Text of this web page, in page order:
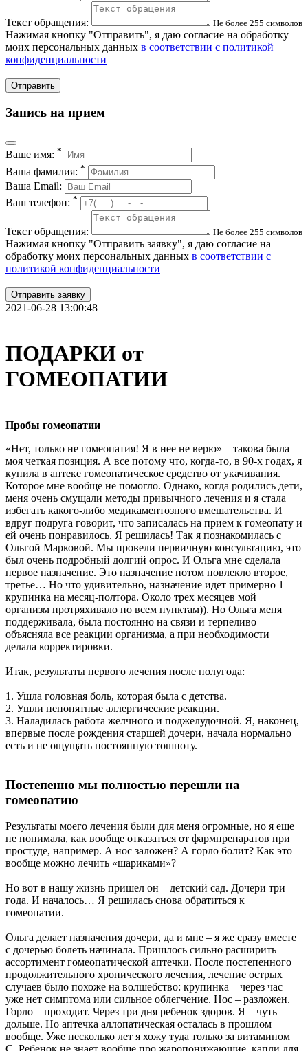
Текст обращения: Не более 255 символов
Нажимая кнопку "Отправить", я даю согласие на обработку
моих персональных данных в соответствии с политикой
конфиденциальности
Отправить
Запись на прием
Ваше имя: *
Ваша фамилия: *
Ваша Email:
Ваш телефон: *
Текст обращения: Не более 255 символов
Нажимая кнопку "Отправить заявку", я даю согласие на
обработку моих персональных данных в соответствии с
политикой конфиденциальности
Отправить заявку
2021-06-28 13:00:48
ПОДАРКИ от
ГОМЕОПАТИИ
Пробы гомеопатии
«Нет, только не гомеопатия! Я в нее не верю» – такова была
моя четкая позиция. А все потому что, когда-то, в 90-х годах, я
купила в аптеке гомеопатическое средство от укачивания.
Которое мне вообще не помогло. Однако, когда родились дети,
меня очень смущали методы привычного лечения и я стала
избегать какого-либо медикаментозного вмешательства. И
вдруг подруга говорит, что записалась на прием к гомеопату и
ей очень понравилось. Я решилась! Так я познакомилась с
Ольгой Марковой. Мы провели первичную консультацию, это
был очень подробный долгий опрос. И Ольга мне сделала
первое назначение. Это назначение потом повлекло второе,
третье… Но что удивительно, назначение идет примерно 1
крупинка на месяц-полтора. Около трех месяцев мой
организм протряхивало по всем пунктам)). Но Ольга меня
поддерживала, была постоянно на связи и терпеливо
объясняла все реакции организма, а при необходимости
делала корректировки.
Итак, результаты первого лечения после полугода:
1. Ушла головная боль, которая была с детства.
2. Ушли непонятные аллергические реакции.
3. Наладилась работа желчного и поджелудочной. Я, наконец,
впервые после рождения старшей дочери, начала нормально
есть и не ощущать постоянную тошноту.
Постепенно мы полностью перешли на
гомеопатию
Результаты моего лечения были для меня огромные, но я еще
не понимала, как вообще отказаться от фармпрепаратов при
простуде, например. А нос заложен? А горло болит? Как это
вообще можно лечить «шариками»?
Но вот в нашу жизнь пришел он – детский сад. Дочери три
года. И началось… Я решилась снова обратиться к
гомеопатии.
Ольга делает назначения дочери, да и мне – я же сразу вместе
с дочерью болеть начинала. Пришлось сильно расширить
ассортимент гомеопатической аптечки. После постепенного
продолжительного хронического лечения, лечение острых
случаев было похоже на волшебство: крупинка – через час
уже нет симптома или сильное облегчение. Нос – разложен.
Горло – проходит. Через три дня ребенок здоров. Я – чуть
дольше. Но аптечка аллопатическая осталась в прошлом
вообще. Уже несколько лет я хожу туда только за витамином